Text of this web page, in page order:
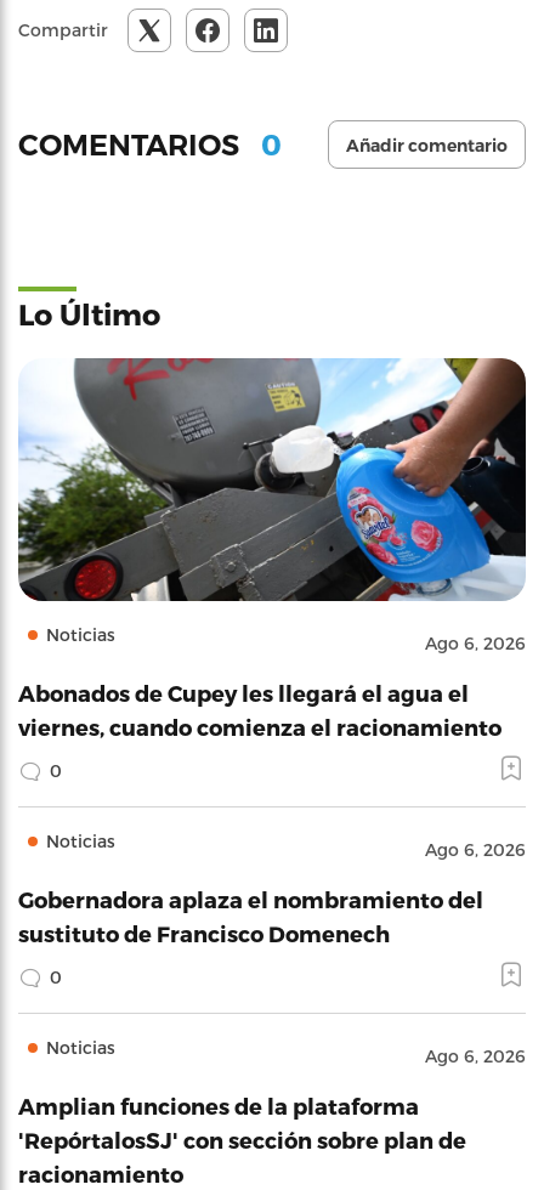
Compartir
COMENTARIOS 0 Añadir comentario
Lo Último
Noticias Ago 6, 2026
Abonados de Cupey les llegará el agua el
viernes, cuando comienza el racionamiento
0
Noticias Ago 6, 2026
Gobernadora aplaza el nombramiento del
sustituto de Francisco Domenech
0
Noticias Ago 6, 2026
Amplian funciones de la plataforma
'RepórtalosSJ' con sección sobre plan de
racionamiento